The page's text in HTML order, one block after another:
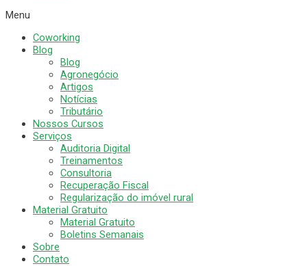
Menu
Coworking
Blog
Blog
Agronegócio
Artigos
Notícias
Tributário
Nossos Cursos
Serviços
Auditoria Digital
Treinamentos
Consultoria
Recuperação Fiscal
Regularização do imóvel rural
Material Gratuito
Material Gratuito
Boletins Semanais
Sobre
Contato